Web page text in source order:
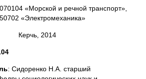
«Морской и речной транспорт»,
«Электромеханика»
Керчь, 2014
: Сидоренко Н.А. старший